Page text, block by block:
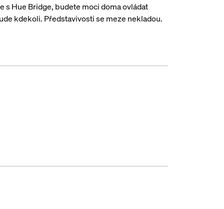
s Hue Bridge, budete moci doma ovládat
kdekoli. Představivosti se meze nekladou.